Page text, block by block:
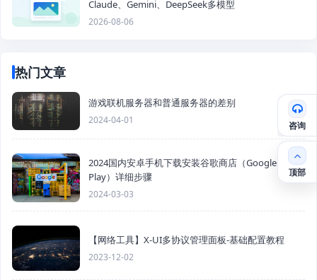
Claude、Gemini、DeepSeek多模型
2026-08-06
热门文章
游戏联机服务器和普通服务器的差别
2024-04-01
2024国内安卓手机下载安装谷歌商店（Google
Play）详细步骤
2024-03-03
【网络工具】X-UI多协议管理面板-基础配置教程
2023-12-02
咨询
顶部